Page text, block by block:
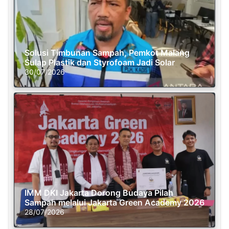
Solusi Timbunan Sampah, Pemkot Malang
Sulap Plastik dan Styrofoam Jadi Solar
30/07/2026
IMM DKI Jakarta Dorong Budaya Pilah
Sampah melalui Jakarta Green Academy 2026
28/07/2026